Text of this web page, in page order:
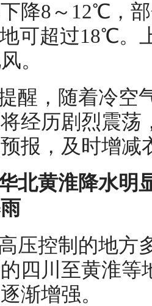
降8～ 12℃，
可超过18℃。
。
醒，随着冷空
经历剧烈震荡
报，及时增减
北黄淮降水明
压控制的地方
四川至黄淮等
渐增强。